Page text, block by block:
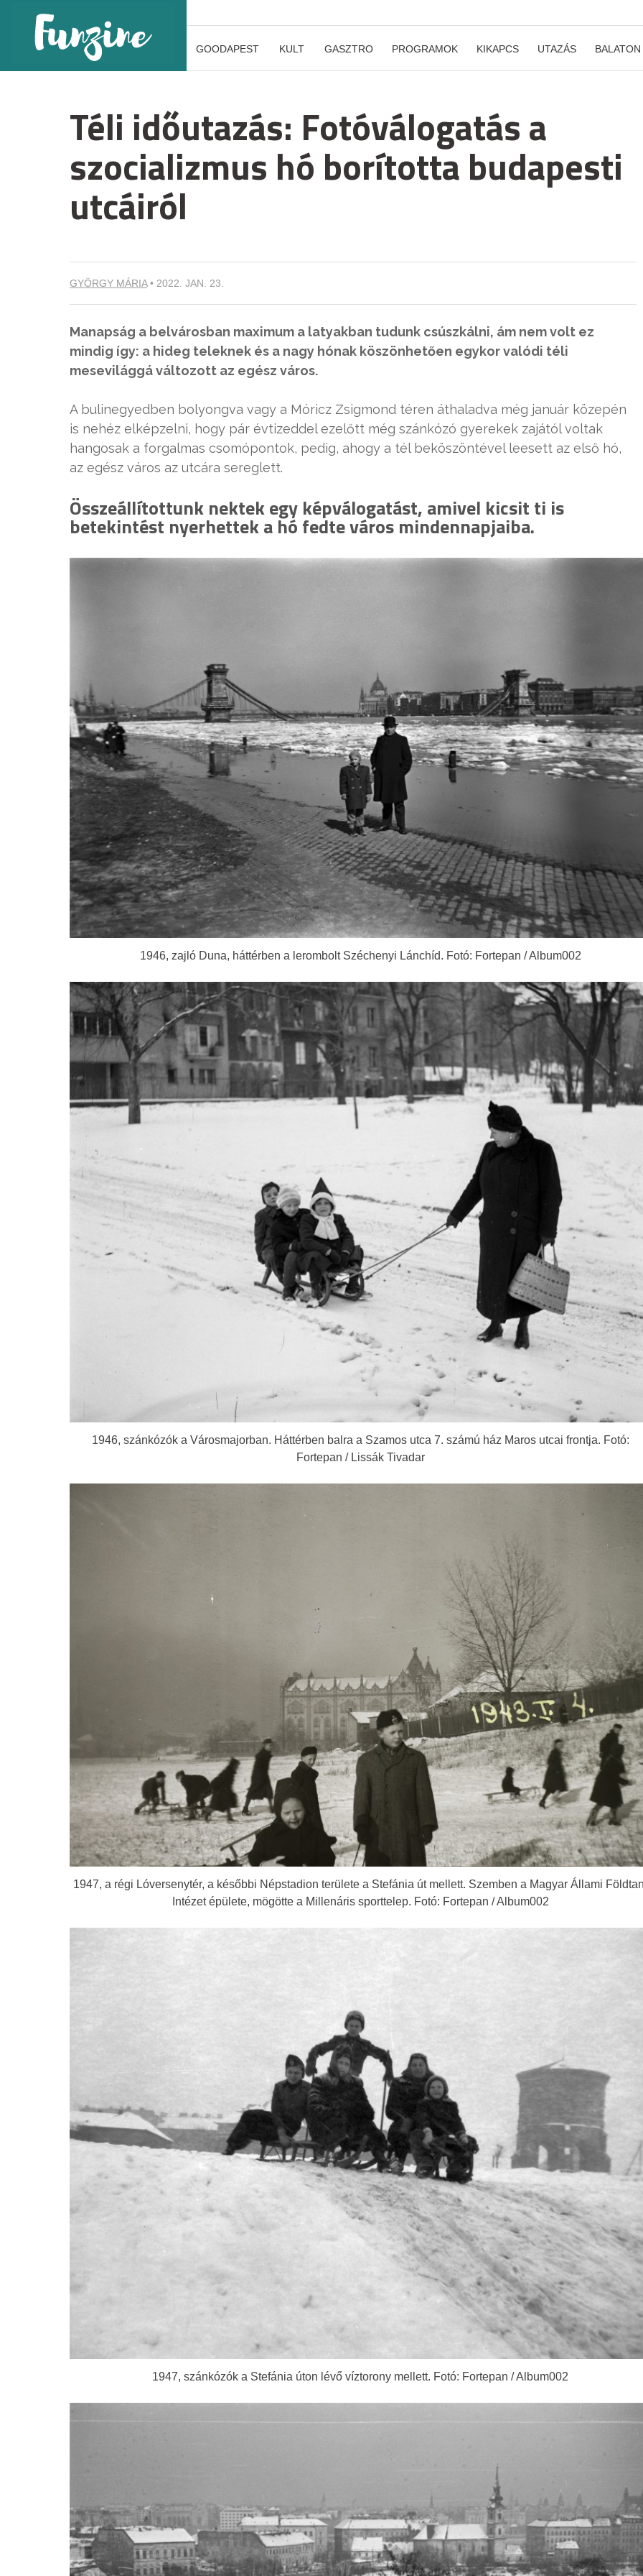
GOODAPEST KULT GASZTRO PROGRAMOK KIKAPCS UTAZÁS BALATON
Téli időutazás: Fotóválogatás a
szocializmus hó borította budapesti
utcáiról
GYÖRGY MÁRIA• 2022. JAN. 23.
Manapság a belvárosban maximum a latyakban tudunk csúszkálni, ám nem volt ez
mindig így: a hideg teleknek és a nagy hónak köszönhetően egykor valódi téli
mesevilággá változott az egész város.
A bulinegyedben bolyongva vagy a Móricz Zsigmond téren áthaladva még január közepén
is nehéz elképzelni, hogy pár évtizeddel ezelőtt még szánkózó gyerekek zajától voltak
hangosak a forgalmas csomópontok, pedig, ahogy a tél beköszöntével leesett az első hó,
az egész város az utcára sereglett.
Összeállítottunk nektek egy képválogatást, amivel kicsit ti is
betekintést nyerhettek a hó fedte város mindennapjaiba.
1946, zajló Duna, háttérben a lerombolt Széchenyi Lánchíd. Fotó: Fortepan / Album002
1946, szánkózók a Városmajorban. Háttérben balra a Szamos utca 7. számú ház Maros utcai frontja. Fotó:
Fortepan / Lissák Tivadar
1947, a régi Lóversenytér, a későbbi Népstadion területe a Stefánia út mellett. Szemben a Magyar Állami
Intézet épülete, mögötte a Millenáris sporttelep. Fotó: Fortepan / Album002
1947, szánkózók a Stefánia úton lévő víztorony mellett. Fotó: Fortepan / Album002